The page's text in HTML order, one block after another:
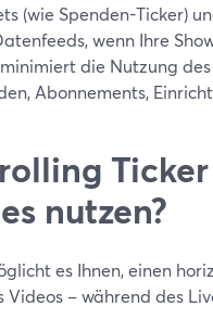
(wie Spenden-Ticker)
wenn Ihre
die Nutzung
Abonnements,
nutzen?
es Ihnen, einen
– während des